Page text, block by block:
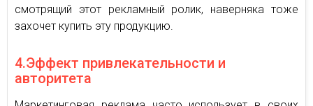
смотрящий этот рекламный ролик, наверняка тоже
захочет купить эту продукцию.
4.Эффект привлекательности и
авторитета